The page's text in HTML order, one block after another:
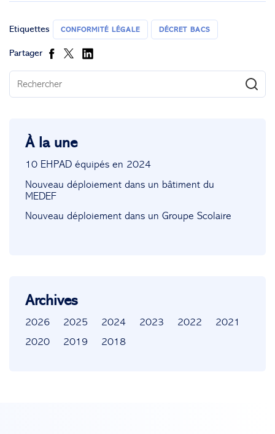
Etiquettes CONFORMITÉ LÉGALE DÉCRET BACS
Partager
À la une
10 EHPAD équipés en 2024
Nouveau déploiement dans un bâtiment du
MEDEF
Nouveau déploiement dans un Groupe Scolaire
Archives
2026 2025 2024 2023 2022
2021
2020
2019 2018